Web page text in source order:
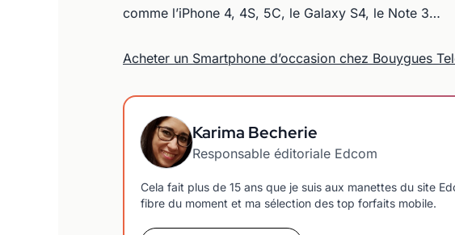
comme l’iPhone 4, 4S, 5C, le Galaxy S4, le Note 3…
Acheter un Smartphone d’occasion chez Bouygues
Karima Becherie
Responsable éditoriale Edcom
Cela fait plus de 15 ans que je suis aux manettes du site
fibre du moment et ma sélection des top forfaits mobile.